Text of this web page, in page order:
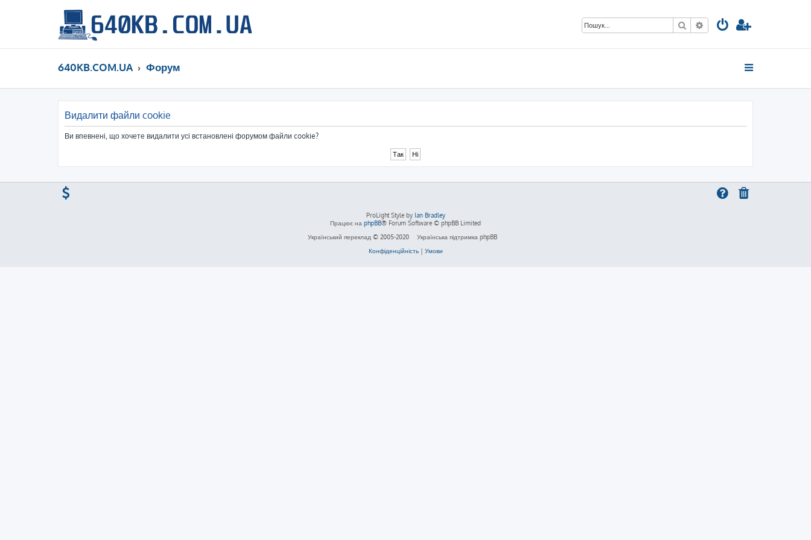
ПошукРозширений пошук
640KB.COM.UA Форум
Видалити файли cookie
Ви впевнені, що хочете видалити усі встановлені форумом файли cookie?
ProLight Style by Ian Bradley
Працює на phpBB® Forum Software © phpBB Limited
Український переклад © 2005-2020
Українська підтримка phpBB
Конфіденційність| Умови